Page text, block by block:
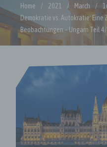
Home 2021 March
Demokratie vs. Autokratie: Eine
Beobachtungen – Ungarn Teil